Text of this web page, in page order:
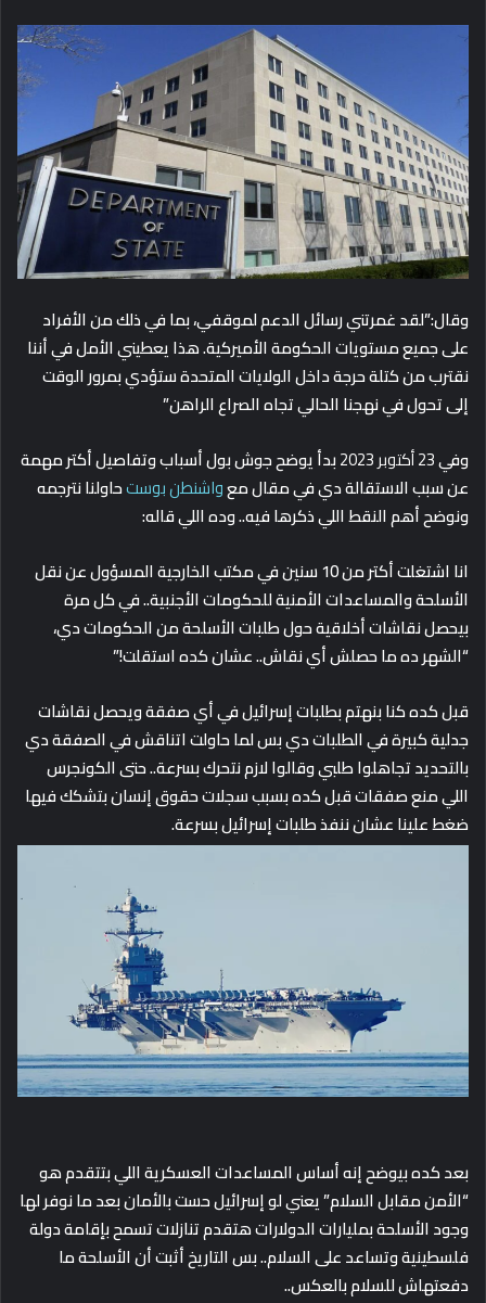
وقال:”لقد غمرتني رسائل الدعم لموقفي، بما في ذلك من الأفراد
على جميع مستويات الحكومة الأميركية. هذا يعطيني الأمل في أننا
نقترب من كتلة حرجة داخل الولايات المتحدة ستؤدي بمرور الوقت
إلى تحول في نهجنا الحالي تجاهالصراعالراهن”
وفي
بدأ يوضح جوش بول أسباب وتفاصيل أكتر مهمة
عن سبب الاستقالة دي في مقال معواشنطن بوستحاولنا نترجمه
ونوضح أهم النقط اللي ذكرها فيه.. وده اللي قاله:
انا اشتغلت أكتر من 10 سنين في مكتب الخارجية المسؤول عن نقل
الأسلحة والمساعدات الأمنية للحكومات الأجنبية.. في كل مرة
بيحصل نقاشات أخلاقية حول طلبات الأسلحة من الحكومات دي،
“الشهر ده ما حصلش أي نقاش.. عشان كده استقلت!”
قبل كده كنا بنهتم بطلبات إسرائيل في أي صفقة ويحصل نقاشات
جدلية كبيرة في الطلبات دي بس لما حاولت اتناقش في الصفقة دي
بالتحديد تجاهلوا طلبي وقالوا لازم نتحرك بسرعة.. حتى الكونجرس
اللي منع صفقات قبل كده بسبب سجلات حقوق إنسان بتشكك فيها
ضغط علينا عشان ننفذ طلبات إسرائيل بسرعة.
بعد كده بيوضح إنه أساس المساعدات العسكرية اللي بتتقدم هو
“الأمن مقابل السلام” يعني لو إسرائيل حست بالأمان بعد ما نوفر لها
وجود الأسلحة بمليارات الدولارات هتقدم تنازلات تسمح بإقامة دولة
فلسطينية وتساعد على السلام.. بس التاريخ أثبت أن الأسلحة ما
دفعتهاش للسلام بالعكس..